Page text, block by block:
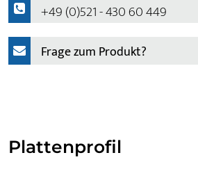
+49 (0)521 - 430 60 449
Frage zum Produkt?
Plattenprofil